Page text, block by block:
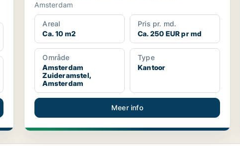
Amsterdam
Areal
Ca. 10 m2
Pris pr. md.
Ca. 250 EUR pr md
Område
Amsterdam
Zuideramstel,
Amsterdam
Type
Kantoor
Meer info